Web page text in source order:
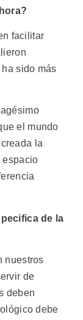
facilitar
sido más
el mundo
la
espacio
de la
nuestros
de
deben
debe